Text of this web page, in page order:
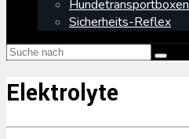
Hundetransportboxen
Sicherheits-Reflex
Elektrolyte